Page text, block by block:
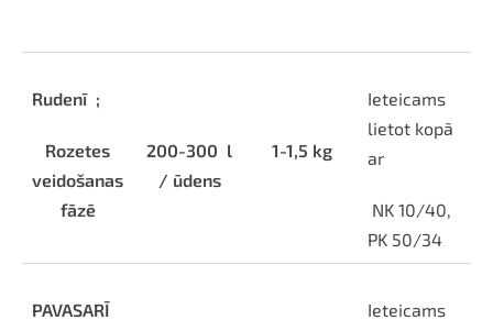
Rudenī ;
Rozetes
veidošanas
fāzē
200-300 l
/ ūdens
1-1,5 kg
Ieteicams
lietot kopā
ar
NK 10/40,
PK 50/34
PAVASARĪ
Ieteicams